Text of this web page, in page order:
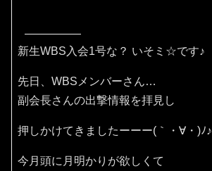
新生WBS入会1号な？ いそミ☆です♪
先日、WBSメンバーさん…
副会長さんの出撃情報を拝見し
押しかけてきましたーーー(｀・∀・)ﾉ♪
今月頭に月明かりが欲しくて